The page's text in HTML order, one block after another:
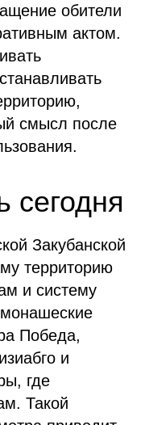
обители
актом.
смысл после
сегодня
Закубанской
территорию
и систему
Победа,
и
где
Такой